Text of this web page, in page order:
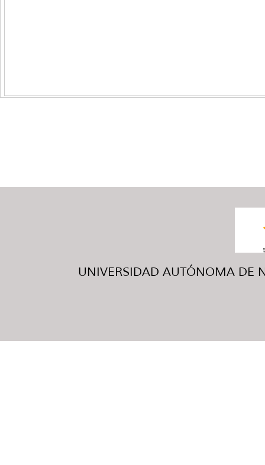
UNIVERSIDAD AUTÓNOMA DE